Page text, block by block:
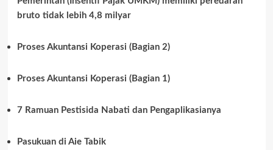
bruto tidak lebih 4,8 milyar
Proses Akuntansi Koperasi (Bagian 2)
Proses Akuntansi Koperasi (Bagian 1)
7 Ramuan Pestisida Nabati dan Pengaplikasianya
Pasukuan di Aie Tabik